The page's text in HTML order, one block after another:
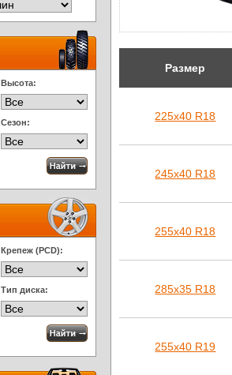
Высота:
Сезон:
Крепеж (PCD):
Тип диска:
Размер
225х40 R18
245х40 R18
255х40 R18
285х35 R18
255х40 R19